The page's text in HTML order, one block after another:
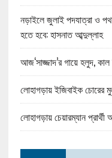
নড়াইলে জুলাই পদযাত্রা ও
হতে হবে: হাসনাত আব্দুল্লাহ
আজ‘সাজ্জাদ’র গায়ে হলুদ, কাল
লোহাগড়ায় ইজিবাইক চোরের
লোহাগড়ায় চেয়ারম্যান